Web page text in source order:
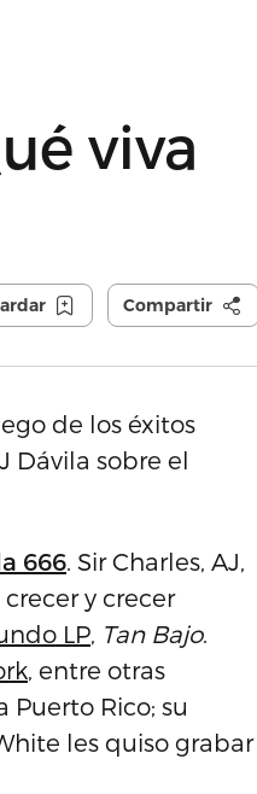
viva
Compartir
de los éxitos
Dávila sobre el
666. Sir Charles, AJ,
y crecer
LP, Tan Bajo.
, entre otras
Puerto Rico; su
les quiso grabar